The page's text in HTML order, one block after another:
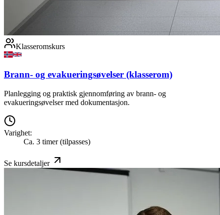
Klasseromskurs
Brann- og evakueringsøvelser (klasserom)
Planlegging og praktisk gjennomføring av brann- og
evakueringsøvelser med dokumentasjon.
Varighet:
Ca. 3 timer (tilpasses)
Se kursdetaljer